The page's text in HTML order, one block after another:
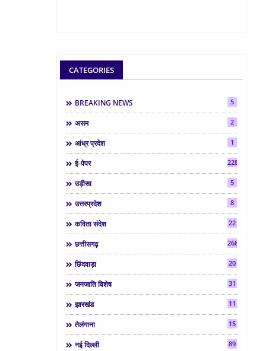
CATEGORIES
BREAKING NEWS 5
असम 2
आंध्र प्रदेश 1
ई-पेपर 2286
उड़ीसा 5
उत्तरप्रदेश 8
कविता संदेश 22
छत्तीसगढ़ 268
छिंदवाड़ा 20
जनजाति विशेष 31
झारखंड 11
तेलंगाना 15
नई दिल्ली 89